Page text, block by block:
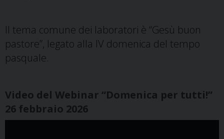
Il tema comune dei laboratori è “Gesù buon
pastore”, legato alla IV domenica del tempo
pasquale.
Video del Webinar “Domenica per tutti!”
26 febbraio 2026